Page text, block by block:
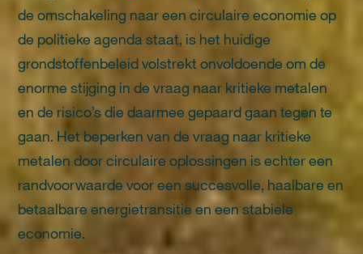
de omschakeling naar een circulaire economie op
de politieke agenda staat, is het huidige
grondstoffenbeleid volstrekt onvoldoende om de
enorme stijging in de vraag naar kritieke metalen
en de risico’s die daarmee gepaard gaan tegen te
gaan. Het beperken van de vraag naar kritieke
metalen door circulaire oplossingen is echter een
randvoorwaarde voor een succesvolle, haalbare en
betaalbare energietransitie en een stabiele
economie.